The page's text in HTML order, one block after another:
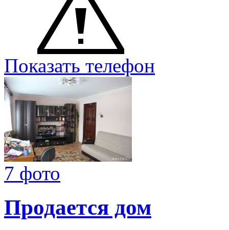
Показать телефон
7 фото
Продается дом